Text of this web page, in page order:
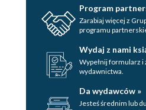
Program
Zarabiaj więcej z
programu
Wydaj z nami
Wypełnij formularz
wydawnictwa.
Da wydawców »
Jesteś średnim lub